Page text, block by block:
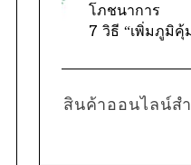
โภชนาการ
7 วิธี “เพิ่มภูมิ
สินค้าออนไลน์ส